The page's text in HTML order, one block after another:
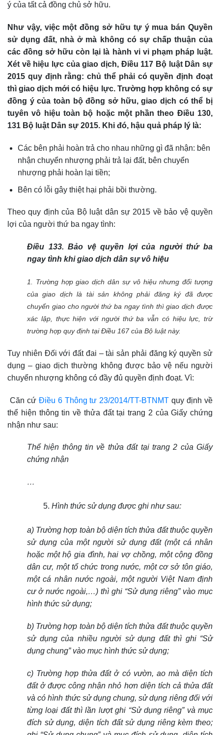
ý của tất cả đồng chủ sở hữu.
Như vậy, việc một đồng sở hữu tự ý mua bán Quyền
sử dụng đất, nhà ở mà không có sự chấp thuận của
các đồng sở hữu còn lại là hành vi vi phạm pháp luật.
Xét về hiệu lực của giao dịch, Điều 117 Bộ luật Dân sự
2015 quy định rằng: chủ thể phải có quyền định đoạt
thì giao dịch mới có hiệu lực. Trường hợp không có sự
đồng ý của toàn bộ đồng sở hữu, giao dịch có thể bị
tuyên vô hiệu toàn bộ hoặc một phần theo Điều 130,
131 Bộ luật Dân sự 2015. Khi đó, hậu quả pháp lý là:
Các bên phải hoàn trả cho nhau những gì đã nhận: bên
nhận chuyển nhượng phải trả lại đất, bên chuyển
nhượng phải hoàn lại tiền;
Bên có lỗi gây thiệt hại phải bồi thường.
Theo quy định của Bộ luật dân sự 2015 về bảo vệ quyền
lợi của người thứ ba ngay tình:
Điều 133. Bảo vệ quyền lợi của người thứ ba
ngay tình khi giao dịch dân sự vô hiệu
1. Trường hợp giao dịch dân sự vô hiệu nhưng đối tượng
của giao dịch là tài sản không phải đăng ký đã được
chuyển giao cho người thứ ba ngay tình thì giao dịch được
xác lập, thực hiện với người thứ ba vẫn có hiệu lực, trừ
trường hợp quy định tại Điều 167 của Bộ luật này.
Tuy nhiên Đối với đất đai – tài sản phải đăng ký quyền sử
dụng – giao dịch thường không được bảo vệ nếu người
chuyển nhượng không có đầy đủ quyền định đoạt. Vì:
Căn cứ Điều 6 Thông tư 23/2014/TT-BTNMT quy định về
thể hiện thông tin về thửa đất tại trang 2 của Giấy chứng
nhận như sau:
Thể hiện thông tin về thửa đất tại trang 2 của Giấy
chứng nhận
…
Hình thức sử dụng được ghi như sau:
a) Trường hợp toàn bộ diện tích thửa đất thuộc quyền
sử dụng của một người sử dụng đất (một cá nhân
hoặc một hộ gia đình, hai vợ chồng, một cộng đồng
dân cư, một tổ chức trong nước, một cơ sở tôn giáo,
một cá nhân nước ngoài, một người Việt Nam định
cư ở nước ngoài,…) thì ghi “Sử dụng riêng” vào mục
hình thức sử dụng;
b) Trường hợp toàn bộ diện tích thửa đất thuộc quyền
sử dụng của nhiều người sử dụng đất thì ghi “Sử
dụng chung” vào mục hình thức sử dụng;
c) Trường hợp thửa đất ở có vườn, ao mà diện tích
đất ở được công nhận nhỏ hơn diện tích cả thửa đất
và có hình thức sử dụng chung, sử dụng riêng đối với
từng loại đất thì lần lượt ghi “Sử dụng riêng” và mục
đích sử dụng, diện tích đất sử dụng riêng kèm theo;